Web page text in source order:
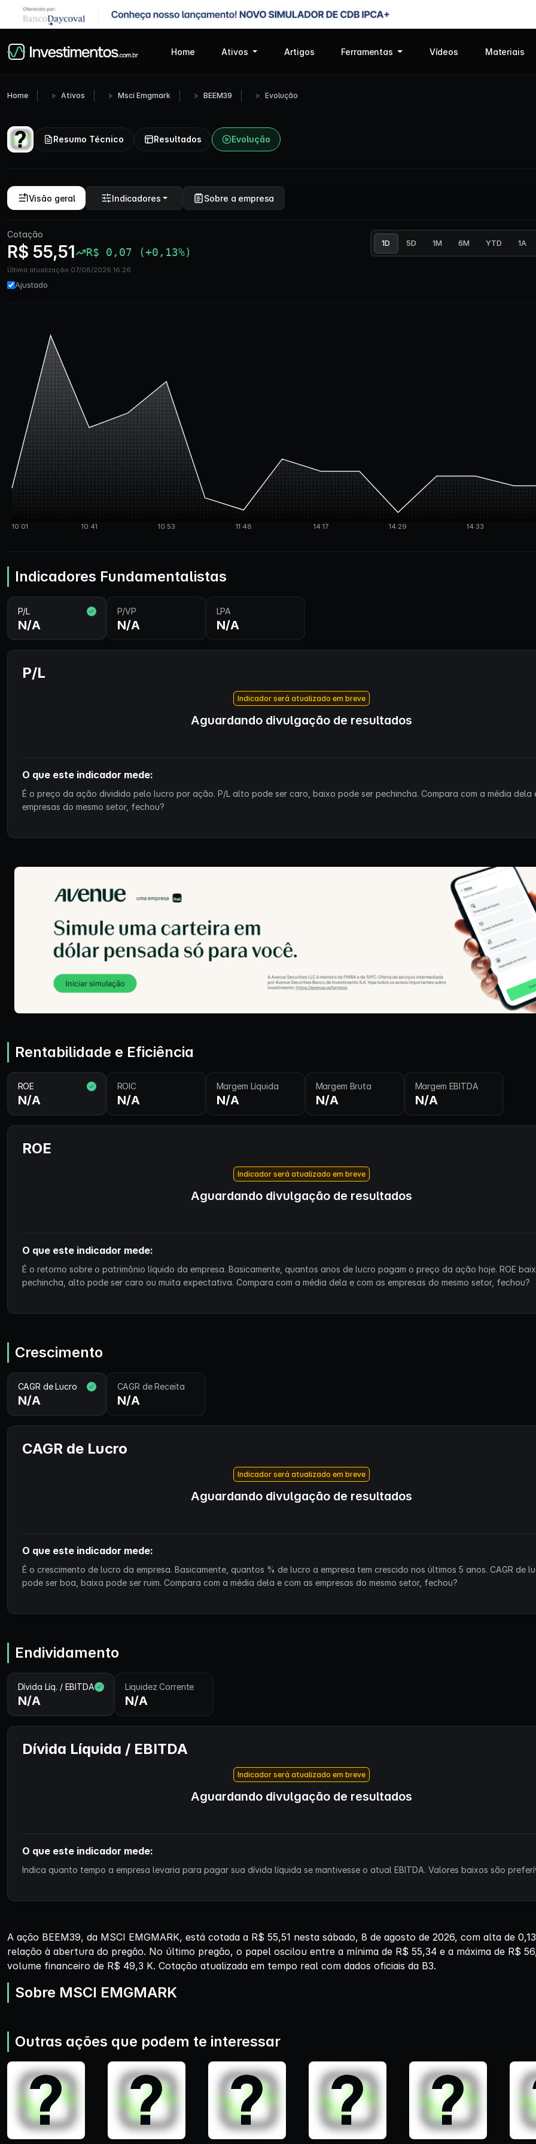
Home Ativos Artigos Ferramentas Vídeos Materiais
Home Ativos Msci Emgmark BEEM39 Evolução
Resumo Técnico Resultados Evolução
Visão geral Indicadores Sobre a empresa
Cotação
R$ 55,51 R$ 0,07 (+0,13%)
Última atualização 07/08/2026 16:26
Ajustado
1D 5D 1M 6M YTD 1A
Indicadores Fundamentalistas
P/L
N/A
P/VP
N/A
LPA
N/A
P/L
Indicador será atualizado em breve
Aguardando divulgação de resultados
O que este indicador mede:
É o preço da ação dividido pelo lucro por ação. P/L alto pode ser caro, baixo pode ser pechincha. Compara com a média dela
empresas do mesmo setor, fechou?
Rentabilidade e Eficiência
ROE
N/A
ROIC
N/A
Margem Líquida
N/A
Margem Bruta
N/A
Margem EBITDA
N/A
ROE
Indicador será atualizado em breve
Aguardando divulgação de resultados
O que este indicador mede:
É o retorno sobre o patrimônio líquido da empresa. Basicamente, quantos anos de lucro pagam o preço da ação hoje. ROE
pechincha, alto pode ser caro ou muita expectativa. Compara com a média dela e com as empresas do mesmo setor, fechou?
Crescimento
CAGR de Lucro
N/A
CAGR de Receita
N/A
CAGR de Lucro
Indicador será atualizado em breve
Aguardando divulgação de resultados
O que este indicador mede:
É o crescimento de lucro da empresa. Basicamente, quantos % de lucro a empresa tem crescido nos últimos 5 anos. CAGR de
pode ser boa, baixa pode ser ruim. Compara com a média dela e com as empresas do mesmo setor, fechou?
Endividamento
Dívida Líq. / EBITDA
N/A
Liquidez Corrente
N/A
Dívida Líquida / EBITDA
Indicador será atualizado em breve
Aguardando divulgação de resultados
O que este indicador mede:
Indica quanto tempo a empresa levaria para pagar sua dívida líquida se mantivesse o atual EBITDA. Valores baixos são
A ação BEEM39, da MSCI EMGMARK, está cotada a R$ 55,51 nesta sábado, 8 de agosto de 2026, com alta de
relação à abertura do pregão. No último pregão, o papel oscilou entre a mínima de R$ 55,34 e a máxima de R$
volume financeiro de R$ 49,3 K. Cotação atualizada em tempo real com dados oficiais da B3.
Sobre MSCI EMGMARK
Outras ações que podem te interessar